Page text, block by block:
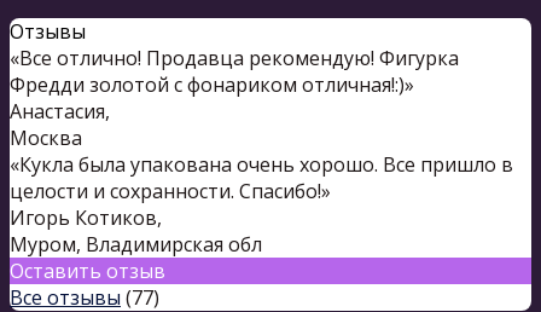
Отзывы
«Все отлично! Продавца рекомендую! Фигурка
Фредди золотой с фонариком отличная!:)»
Анастасия,
Москва
«Кукла была упакована очень хорошо. Все пришло в
целости и сохранности. Спасибо!»
Игорь Котиков,
Муром, Владимирская обл
Оставить отзыв
Все отзывы (77)